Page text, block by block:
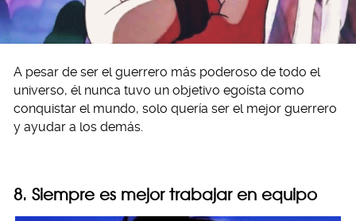
A pesar de ser el guerrero más poderoso de todo el
universo, él nunca tuvo un objetivo egoísta como
conquistar el mundo, solo quería ser el mejor guerrero
y ayudar a los demás.
8. Siempre es mejor trabajar en equipo